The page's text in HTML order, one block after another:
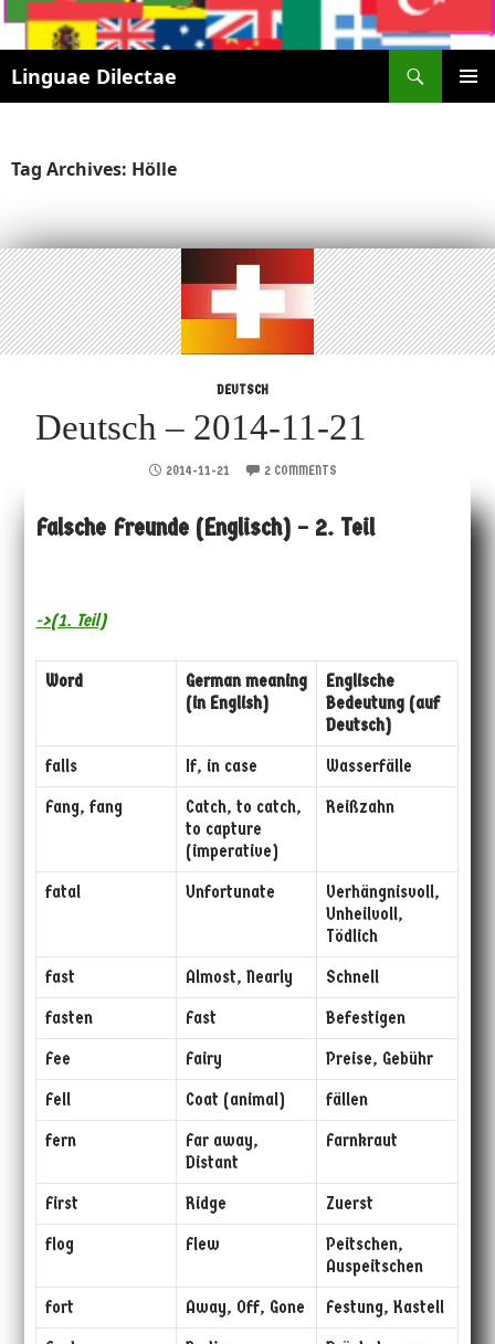
Linguae Dilectae
SKIP
Tag Archives: Hölle
DEUTSCH
Deutsch – 2014-11-21
2014-11-21 2 COMMENTS
Falsche Freunde (Englisch) – 2. Teil
->(1. Teil)
Word
German meaning
(in English)
Englische
Bedeutung (auf
Deutsch)
falls
If, in case
Wasserfälle
Fang, fang
Catch, to catch,
to capture
(imperative)
Reißzahn
fatal Unfortunate
Verhängnisvoll,
Unheilvoll,
Tödlich
fast
Almost, Nearly
Schnell
fasten
Fast
Befestigen
Fee
Fairy
Preise, Gebühr
Fell
Coat (animal)
fällen
fern
Far away,
Distant
Farnkraut
First Ridge
Zuerst
flog
Flew
Peitschen,
Auspeitschen
fort
Away, Off, Gone
Festung, Kastell